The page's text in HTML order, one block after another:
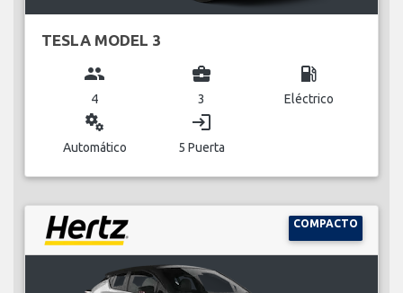
TESLA MODEL 3
group
4
business_center
3
local_gas_station
Eléctrico
miscellaneous_services
Automático
login
5 Puerta
COMPACTO